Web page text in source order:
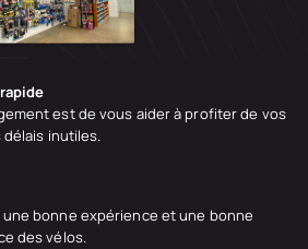
est de vous aider à profiter de vos
délais inutiles.
une bonne expérience et une bonne
des vélos.